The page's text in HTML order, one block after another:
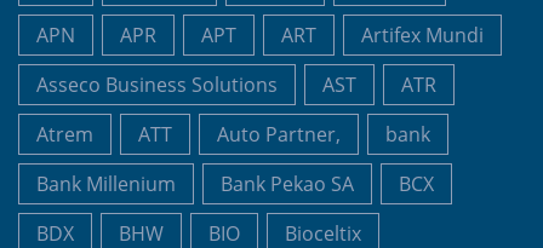
APN
APR APT ART
Artifex Mundi
Asseco Business Solutions
AST
ATR
Atrem
ATT Auto Partner,
bank
Bank Millenium
Bank Pekao SA
BCX
BDX
BHW BIO
Bioceltix